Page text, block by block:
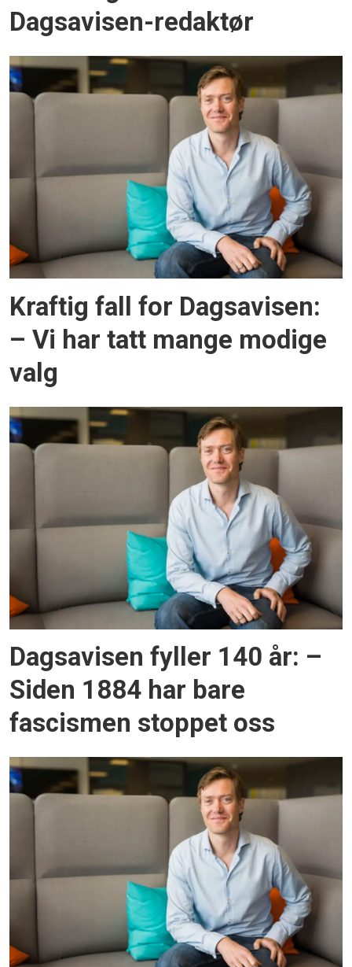
Dagsavisen-redaktør
Kraftig fall for Dagsavisen:
– Vi har tatt mange modige
valg
Dagsavisen fyller 140 år: –
Siden 1884 har bare
fascismen stoppet oss